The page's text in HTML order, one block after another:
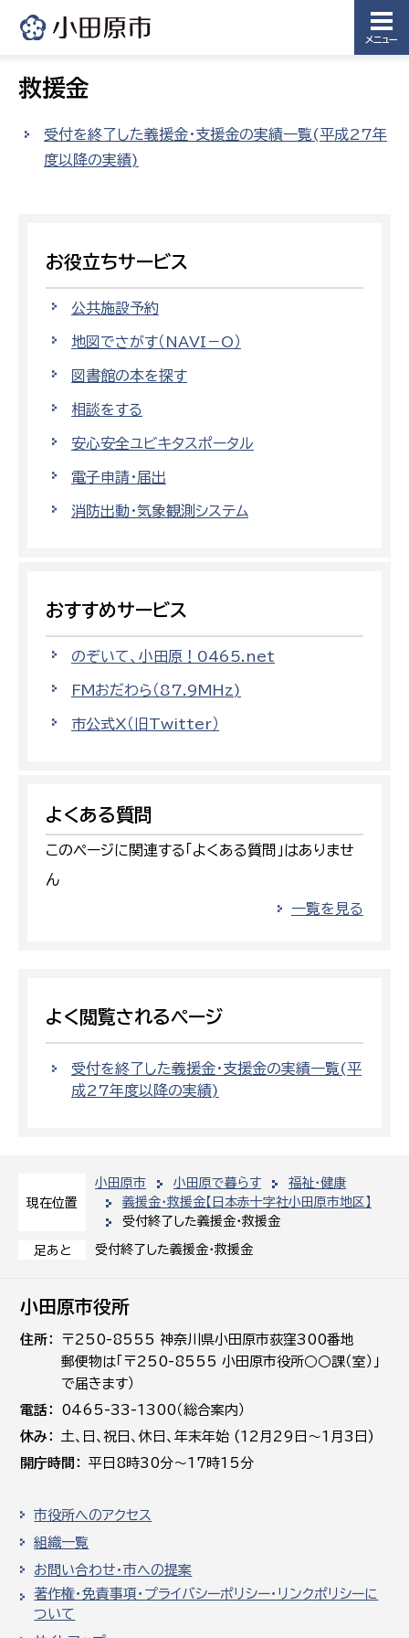
メニュー
現在位置
小田原市 小田原で暮らす
福祉・健康
義援金・救援金【日本赤十字社小田原市地区】
受付終了した義援金・救援金
足あと 受付終了した義援金・救援金
救援金
受付を終了した義援金・支援金の実績一覧(平成27年
度以降の実績)
お役立ちサービス
公共施設予約
地図でさがす（NAVI－O）
図書館の本を探す
相談をする
安心安全ユビキタスポータル
電子申請・届出
消防出動・気象観測システム
おすすめサービス
のぞいて、小田原！0465.net
FMおだわら（87.9MHz)
市公式X（旧Twitter）
よくある質問
このページに関連する「よくある質問」はありませ
ん
一覧を見る
よく閲覧されるページ
受付を終了した義援金・支援金の実績一覧(平
成27年度以降の実績)
小田原市役所
住所
〒250-8555 神奈川県小田原市荻窪300番地
郵便物は「〒250-8555 小田原市役所○○課（室）」
で届きます）
電話
0465-33-1300（総合案内）
休み
土､日､祝日、休日、年末年始 (12月29日～1月3日)
開庁時間
平日8時30分～17時15分
市役所へのアクセス
組織一覧
お問い合わせ・市への提案
著作権・免責事項・プライバシーポリシー・リンクポリシーに
ついて